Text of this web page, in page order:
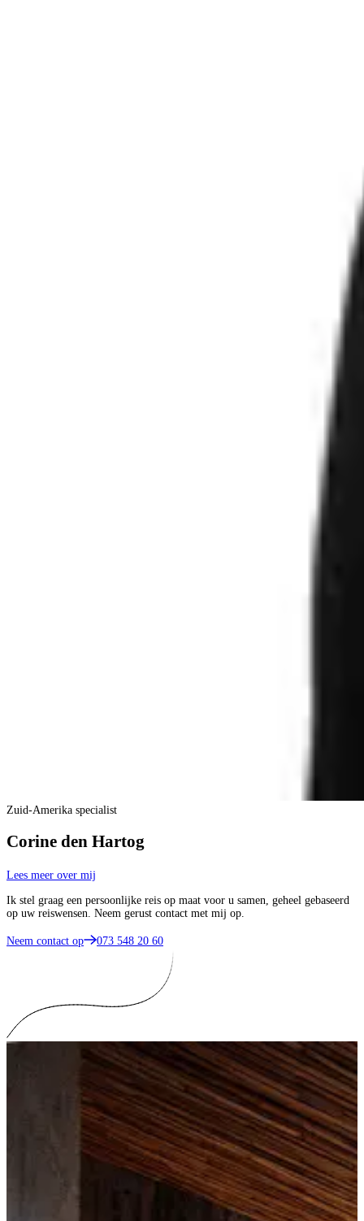
Zuid-Amerika specialist
Corine den Hartog
Lees meer over mij
Ik stel graag een persoonlijke reis op maat voor u samen, geheel gebaseerd
op uw reiswensen. Neem gerust contact met mij op.
Neem contact op 073 548 20 60